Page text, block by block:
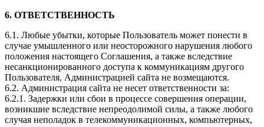
6. ОТВЕТСТВЕННОСТЬ
6.1. Любые убытки, которые Пользователь может понести в
случае умышленного или неосторожного нарушения любого
положения настоящего Соглашения, а также вследствие
несанкционированного доступа к коммуникациям другого
Пользователя, Администрацией сайта не возмещаются.
6.2. Администрация сайта не несет ответственности за:
6.2.1. Задержки или сбои в процессе совершения операции,
возникшие вследствие непреодолимой силы, а также любого
случая неполадок в телекоммуникационных, компьютерных,